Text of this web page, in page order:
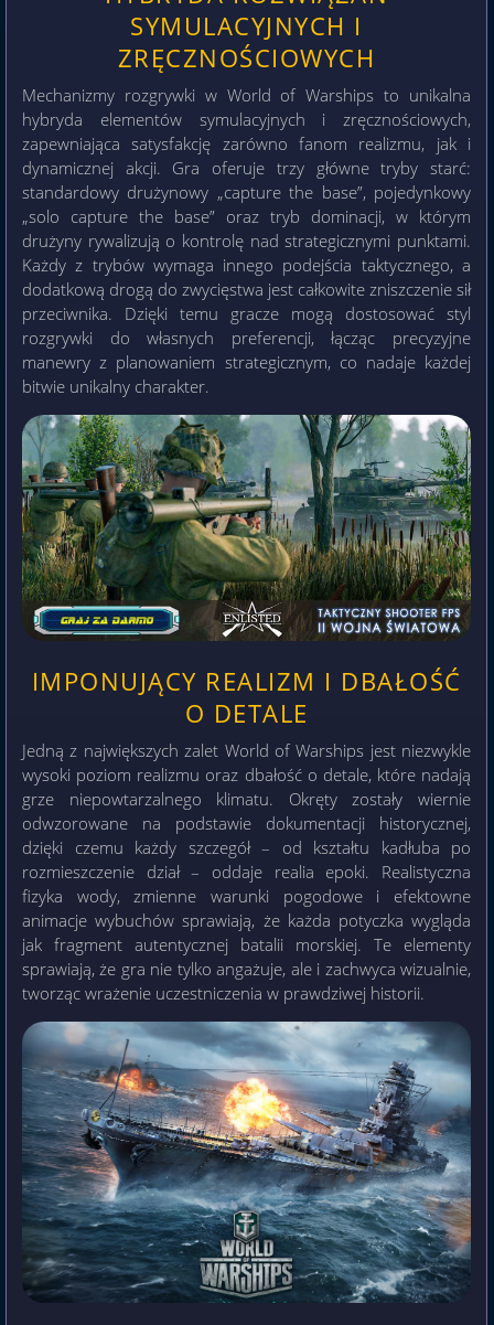
SYMULACYJNYCH I
ZRĘCZNOŚCIOWYCH
Mechanizmy rozgrywki w World of Warships to unikalna
hybryda elementów symulacyjnych i zręcznościowych,
zapewniająca satysfakcję zarówno fanom realizmu, jak i
dynamicznej akcji. Gra oferuje trzy główne tryby starć:
standardowy drużynowy „capture the base”, pojedynkowy
„solo capture the base” oraz tryb dominacji, w którym
drużyny rywalizują o kontrolę nad strategicznymi punktami.
Każdy z trybów wymaga innego podejścia taktycznego, a
dodatkową drogą do zwycięstwa jest całkowite zniszczenie sił
przeciwnika. Dzięki temu gracze mogą dostosować styl
rozgrywki do własnych preferencji, łącząc precyzyjne
manewry z planowaniem strategicznym, co nadaje każdej
bitwie unikalny charakter.
IMPONUJĄCY REALIZM I DBAŁOŚĆ
O DETALE
Jedną z największych zalet World of Warships jest niezwykle
wysoki poziom realizmu oraz dbałość o detale, które nadają
grze niepowtarzalnego klimatu. Okręty zostały wiernie
odwzorowane na podstawie dokumentacji historycznej,
dzięki czemu każdy szczegół – od kształtu kadłuba po
rozmieszczenie dział – oddaje realia epoki. Realistyczna
fizyka wody, zmienne warunki pogodowe i efektowne
animacje wybuchów sprawiają, że każda potyczka wygląda
jak fragment autentycznej batalii morskiej. Te elementy
sprawiają, że gra nie tylko angażuje, ale i zachwyca wizualnie,
tworząc wrażenie uczestniczenia w prawdziwej historii.